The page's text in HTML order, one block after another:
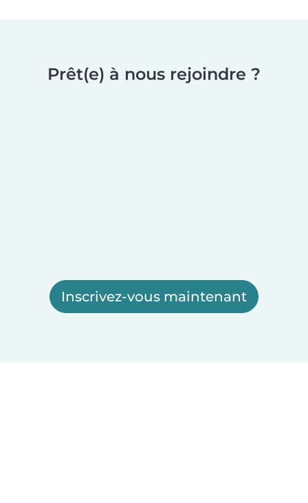
Prêt(e) à nous rejoindre ?
Inscrivez-vous maintenant